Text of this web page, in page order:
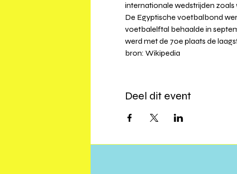
internationale wedstrijden
De Egyptische voetbalbond
voetbalelftal behaalde in
werd met de 70e plaats de
bron: Wikipedia
Deel dit event